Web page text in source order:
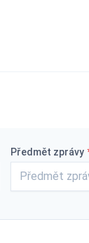
Předmět zprávy